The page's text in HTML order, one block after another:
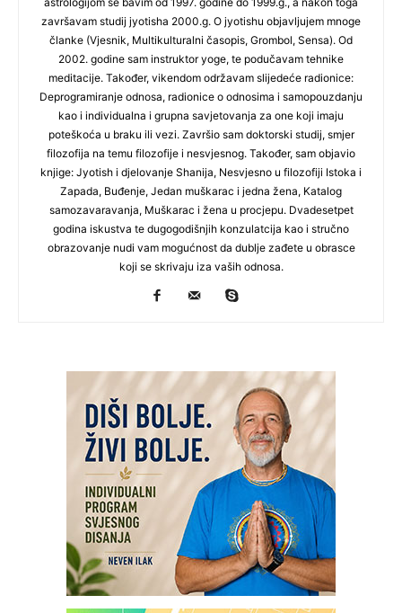
završavam studij jyotisha 2000.g. O jyotishu objavljujem mnoge
članke (Vjesnik, Multikulturalni časopis, Grombol, Sensa). Od
2002. godine sam instruktor yoge, te podučavam tehnike
meditacije. Također, vikendom održavam slijedeće radionice:
Deprogramiranje odnosa, radionice o odnosima i samopouzdanju
kao i individualna i grupna savjetovanja za one koji imaju
poteškoća u braku ili vezi. Završio sam doktorski studij, smjer
filozofija na temu filozofije i nesvjesnog. Također, sam objavio
knjige: Jyotish i djelovanje Shanija, Nesvjesno u filozofiji Istoka i
Zapada, Buđenje, Jedan muškarac i jedna žena, Katalog
samozavaravanja, Muškarac i žena u procjepu. Dvadesetpet
godina iskustva te dugogodišnjih konzulatcija kao i stručno
obrazovanje nudi vam mogućnost da dublje zađete u obrasce
koji se skrivaju iza vaših odnosa.